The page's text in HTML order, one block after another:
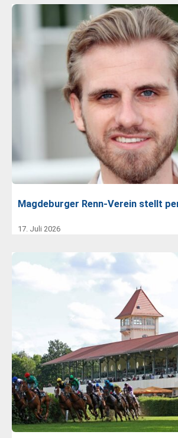
Magdeburger Renn-Verein stellt
17. Juli 2026